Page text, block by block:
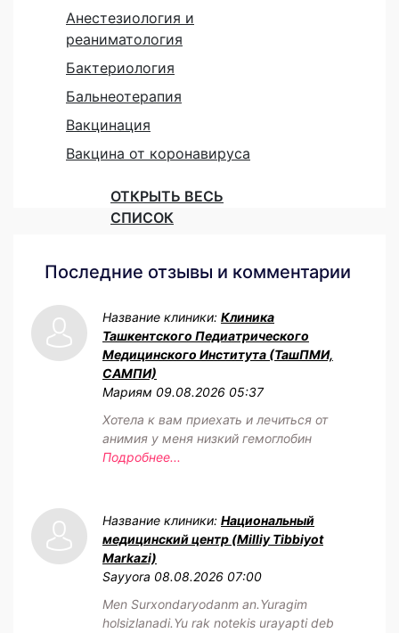
Анестезиология и
реаниматология
Бактериология
Бальнеотерапия
Вакцинация
Вакцина от коронавируса
ОТКРЫТЬ ВЕСЬ
СПИСОК
Последние отзывы и комментарии
Название клиники: Клиника
Ташкентского Педиатрического
Медицинского Института (ТашПМИ,
САМПИ)
Мариям 09.08.2026 05:37
Хотела к вам приехать и лечиться от
анимия у меня низкий гемоглобин
Подробнее...
Название клиники: Национальный
медицинский центр (Milliy Tibbiyot
Markazi)
Sayyora 08.08.2026 07:00
Men Surxondaryodanm an.Yuragim
holsizlanadi.Yu rak notekis urayapti deb